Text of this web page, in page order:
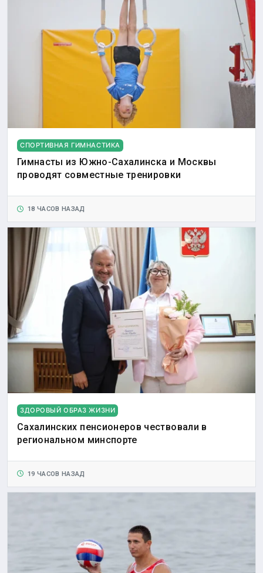
СПОРТИВНАЯ ГИМНАСТИКА
Гимнасты из Южно-Сахалинска и Москвы
проводят совместные тренировки
18 ЧАСОВ НАЗАД
ЗДОРОВЫЙ ОБРАЗ ЖИЗНИ
Сахалинских пенсионеров чествовали в
региональном минспорте
19 ЧАСОВ НАЗАД